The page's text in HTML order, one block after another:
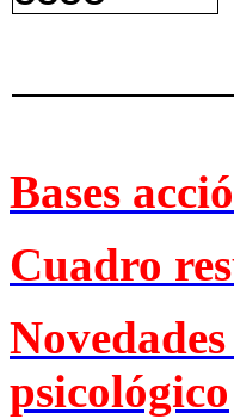
Bases
Cuadro
psicológico